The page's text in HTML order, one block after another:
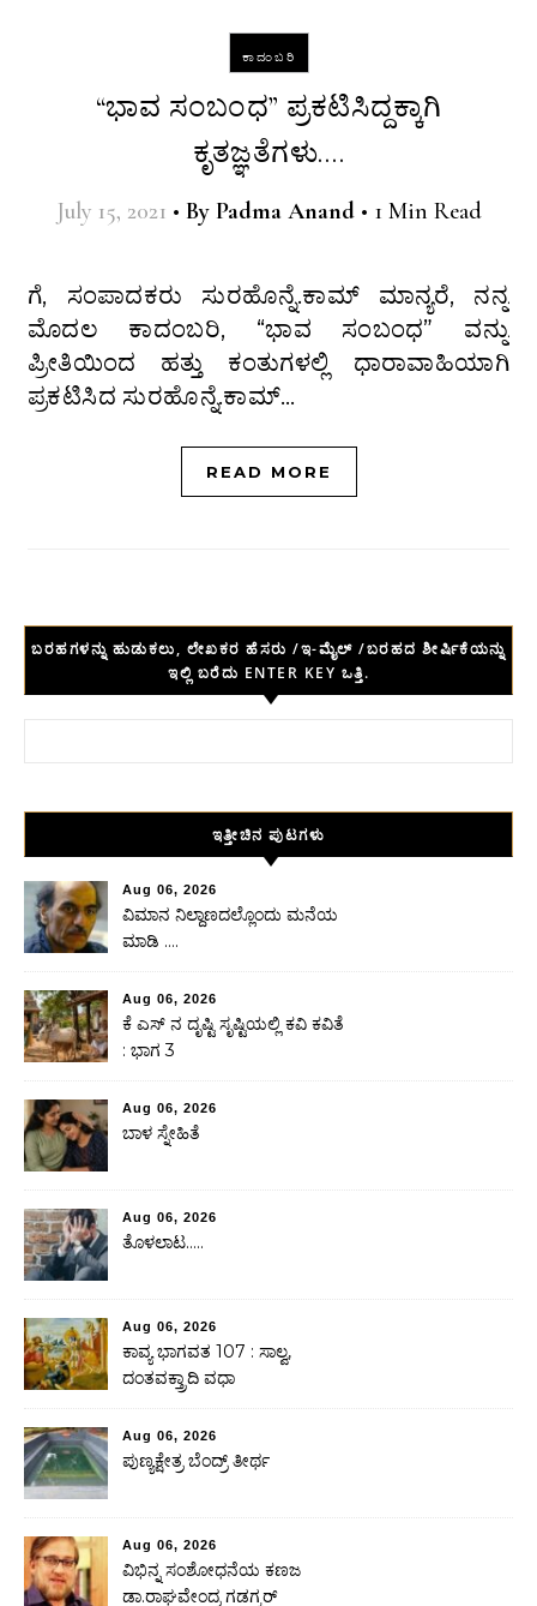
ಕಾದಂಬರಿ
“ಭಾವ ಸಂಬಂಧ” ಪ್ರಕಟಿಸಿದ್ದಕ್ಕಾಗಿ
ಕೃತಜ್ಞತೆಗಳು….
July 15, 2021 • By Padma Anand • 1 Min Read
ಗೆ, ಸಂಪಾದಕರು ಸುರಹೊನ್ನೆ.ಕಾಮ್ ಮಾನ್ಯರೆ, ನನ್ನ
ಮೊದಲ ಕಾದಂಬರಿ, “ಭಾವ ಸಂಬಂಧ” ವನ್ನು
ಪ್ರೀತಿಯಿಂದ ಹತ್ತು ಕಂತುಗಳಲ್ಲಿ ಧಾರಾವಾಹಿಯಾಗಿ
ಪ್ರಕಟಿಸಿದ ಸುರಹೊನ್ನೆ.ಕಾಮ್…
READ MORE
ಬರಹಗಳನ್ನು ಹುಡುಕಲು, ಲೇಖಕರ ಹೆಸರು /ಇ-ಮೈಲ್ /ಬರಹದ ಶೀರ್ಷಿಕೆಯನ್ನು
ಇಲ್ಲಿ ಬರೆದು ENTER KEY ಒತ್ತಿ.
ಇತ್ತೀಚಿನ ಪುಟಗಳು
Aug 06, 2026
ವಿಮಾನ ನಿಲ್ದಾಣದಲ್ಲೊಂದು ಮನೆಯ
ಮಾಡಿ ….
Aug 06, 2026
ಕೆ ಎಸ್ ನ ದೃಷ್ಟಿ ಸೃಷ್ಟಿಯಲ್ಲಿ ಕವಿ ಕವಿತೆ
: ಭಾಗ 3
Aug 06, 2026
ಬಾಳ ಸ್ನೇಹಿತೆ
Aug 06, 2026
ತೊಳಲಾಟ…..
Aug 06, 2026
ಕಾವ್ಯ ಭಾಗವತ 107 : ಸಾಲ್ವ,
ದಂತವಕ್ತ್ರಾದಿ ವಧಾ
Aug 06, 2026
ಪುಣ್ಯಕ್ಷೇತ್ರ ಬೆಂದ್ರ್ ತೀರ್ಥ
Aug 06, 2026
ವಿಭಿನ್ನ ಸಂಶೋಧನೆಯ ಕಣಜ
ಡಾ.ರಾಘವೇಂದ್ರ ಗಡಗ್ಕರ್